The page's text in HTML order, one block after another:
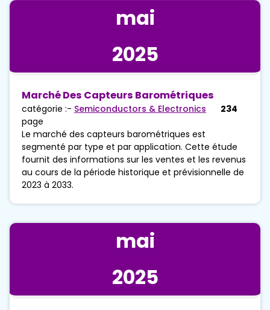
mai
2025
Marché Des Capteurs Barométriques
catégorie :- Semiconductors & Electronics
234
page
Le marché des capteurs barométriques est
segmenté par type et par application. Cette étude
fournit des informations sur les ventes et les revenus
au cours de la période historique et prévisionnelle de
2023 à 2033.
mai
2025